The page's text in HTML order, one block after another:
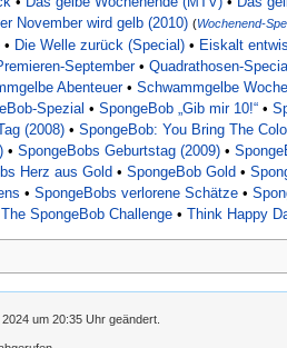
November wird gelb (2010) (Wochenend-
• Die Welle zurück (Special) • Eiskalt
September• Quadrathosen-
Abenteuer• Schwammgelbe Woche
Spezial • SpongeBob „Gib mir 10!“ •
(2008) • SpongeBob: You Bring The
• SpongeBobs Geburtstag (2009) •
Herz aus Gold • SpongeBob Gold •
• SpongeBobs verlorene Schätze •
The SpongeBob Challenge • Think Happy
um 20:35 Uhr geändert.